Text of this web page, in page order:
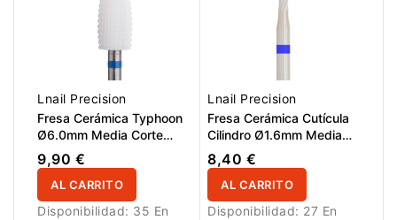
Lnail Precision
Fresa Cerámica Typhoon
Ø6.0mm Media Corte
Longitudinal LT 14.5mm
L/R
9,90 €
AL CARRITO
Disponibilidad: 35 En
Lnail Precision
Fresa Cerámica Cutícula
Cilindro Ø1.6mm Media
Corte Cruzado LT 7.5mm
8,40 €
AL CARRITO
Disponibilidad: 27 En